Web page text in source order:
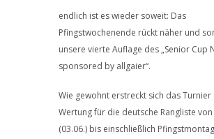
endlich ist es wieder soweit: Das
Pfingstwochenende rückt näher und
unsere vierte Auflage des „Senior Cup
sponsored by allgaier“.
Wie gewohnt erstreckt sich das Turnier
Wertung für die deutsche Rangliste
(03.06.) bis einschließlich